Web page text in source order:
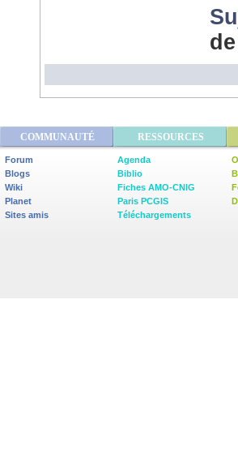
COMMUNAUTÉ RESSOURCES
Forum
Blogs
Wiki
Planet
Sites amis
Agenda
Biblio
Fiches AMO-CNIG
Paris PCGIS
Téléchargements